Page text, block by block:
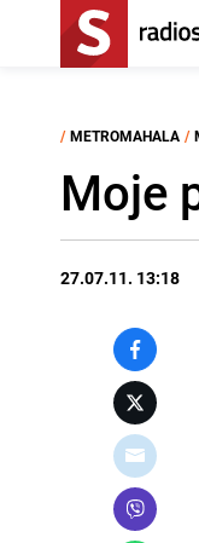
/ METROMAHALA /
Moje
27.07.11. 13:18